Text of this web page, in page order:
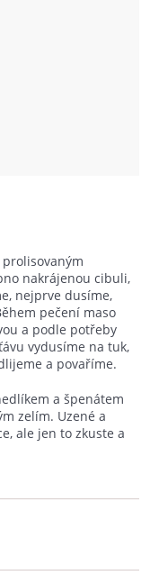
nakrájenou cibuli,
nejprve dusíme,
pečení maso
a podle potřeby
vydusíme na tuk,
a povaříme.
a špenátem
zelím. Uzené a
ale jen to zkuste a